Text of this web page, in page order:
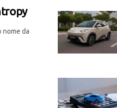
nome da